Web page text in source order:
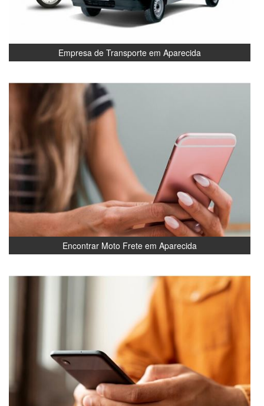
Empresa de Transporte em Aparecida
Encontrar Moto Frete em Aparecida